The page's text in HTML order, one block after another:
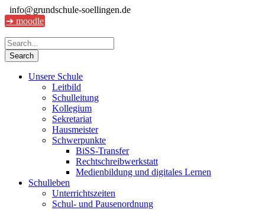
info@grundschule-soellingen.de
➔ moodle
Unsere Schule
Leitbild
Schulleitung
Kollegium
Sekretariat
Hausmeister
Schwerpunkte
BiSS-Transfer
Rechtschreibwerkstatt
Medienbildung und digitales Lernen
Schulleben
Unterrichtszeiten
Schul- und Pausenordnung